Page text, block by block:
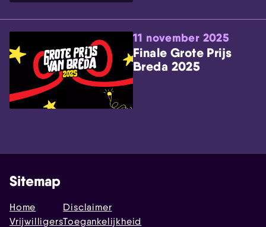
11 november 2025
Finale Grote Prijs
Breda 2025
Sitemap
Home
Vrijwilligers
Disclaimer
Toegankelijkheid